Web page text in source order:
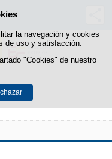
la navegación y cookies
de uso y satisfacción.
"Cookies" de nuestro
contenido